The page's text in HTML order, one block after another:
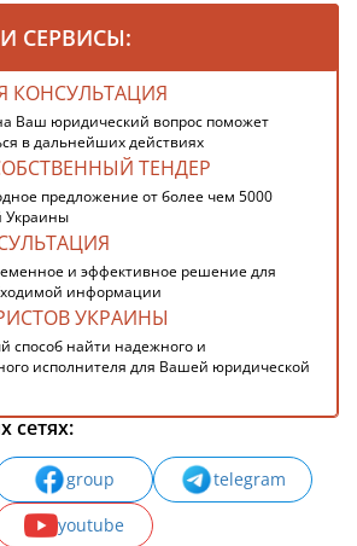
СЕРВИСЫ:
КОНСУЛЬТАЦИЯ
Ваш юридический вопрос поможет
в дальнейших действиях
ТЕНДЕР
предложение от более чем 5000
Украины
и эффективное решение для
информации
УКРАИНЫ
способ найти надежного и
исполнителя для Вашей юридической
сетях:
group
telegram
youtube